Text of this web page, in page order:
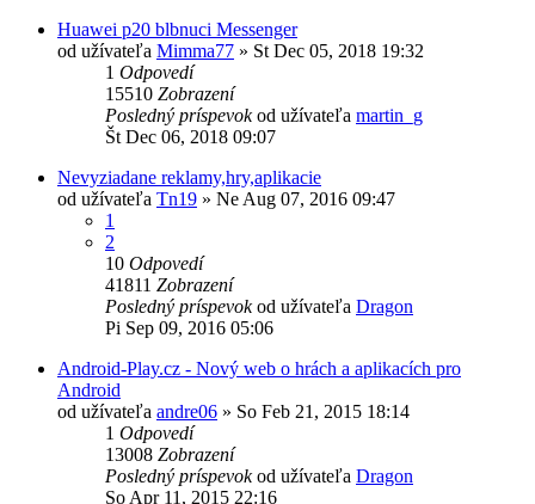
Huawei p20 blbnuci Messenger
od užívateľa Mimma77 » St Dec 05, 2018 19:32
1 Odpovedí
15510 Zobrazení
Posledný príspevokod užívateľa martin_g
Št Dec 06, 2018 09:07
Nevyziadane reklamy,hry,aplikacie
od užívateľa Tn19 » Ne Aug 07, 2016 09:47
1
2
10 Odpovedí
41811 Zobrazení
Posledný príspevokod užívateľa Dragon
Pi Sep 09, 2016 05:06
Android-Play.cz - Nový web o hrách a aplikacích pro
Android
od užívateľa andre06 » So Feb 21, 2015 18:14
1 Odpovedí
13008 Zobrazení
Posledný príspevokod užívateľa Dragon
So Apr 11, 2015 22:16